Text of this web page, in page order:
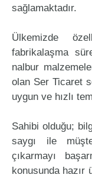
sağlamaktadır.
Ülkemizde
fabrikalaşma
nalbur
olan Ser Ticaret
uygun ve hızlı
Sahibi olduğu;
saygı ile
çıkarmayı
konusunda